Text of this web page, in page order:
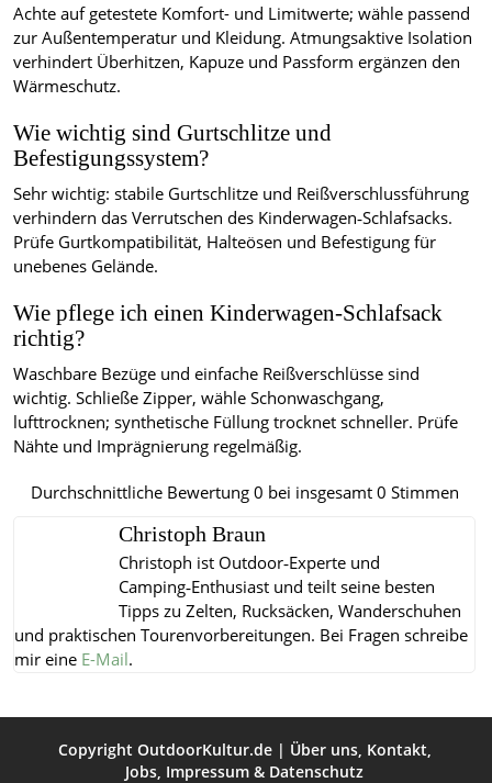
Achte auf getestete Komfort- und Limitwerte; wähle passend
zur Außentemperatur und Kleidung. Atmungsaktive Isolation
verhindert Überhitzen, Kapuze und Passform ergänzen den
Wärmeschutz.
Wie wichtig sind Gurtschlitze und
Befestigungssystem?
Sehr wichtig: stabile Gurtschlitze und Reißverschlussführung
verhindern das Verrutschen des Kinderwagen‑Schlafsacks.
Prüfe Gurtkompatibilität, Halteösen und Befestigung für
unebenes Gelände.
Wie pflege ich einen Kinderwagen-Schlafsack
richtig?
Waschbare Bezüge und einfache Reißverschlüsse sind
wichtig. Schließe Zipper, wähle Schonwaschgang,
lufttrocknen; synthetische Füllung trocknet schneller. Prüfe
Nähte und Imprägnierung regelmäßig.
Durchschnittliche Bewertung0 bei insgesamt0 Stimmen
Christoph Braun
Christoph ist Outdoor‑Experte und
Camping‑Enthusiast und teilt seine besten
Tipps zu Zelten, Rucksäcken, Wanderschuhen
und praktischen Tourenvorbereitungen. Bei Fragen schreibe
mir eine E-Mail.
Copyright OutdoorKultur.de| Über uns, Kontakt
Jobs Impressum & Datenschutz